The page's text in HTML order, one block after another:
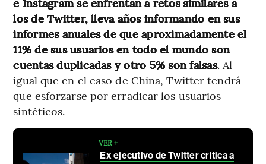
los de Twitter, lleva años informando en sus
informes anuales de que aproximadamente el
11% de sus usuarios en todo el mundo son
cuentas duplicadas y otro 5% son falsas. Al
igual que en el caso de China, Twitter tendrá
que esforzarse por erradicar los usuarios
sintéticos.
VER +
Ex ejecutivo de Twitter critica a